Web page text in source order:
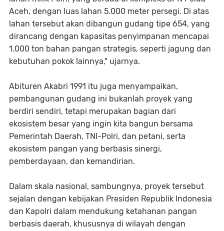
Aceh, dengan luas lahan 5.000 meter persegi. Di atas
lahan tersebut akan dibangun gudang tipe 654, yang
dirancang dengan kapasitas penyimpanan mencapai
1.000 ton bahan pangan strategis, seperti jagung dan
kebutuhan pokok lainnya," ujarnya.
Abituren Akabri 1991 itu juga menyampaikan,
pembangunan gudang ini bukanlah proyek yang
berdiri sendiri, tetapi merupakan bagian dari
ekosistem besar yang ingin kita bangun bersama
Pemerintah Daerah, TNI-Polri, dan petani, serta
ekosistem pangan yang berbasis sinergi,
pemberdayaan, dan kemandirian.
Dalam skala nasional, sambungnya, proyek tersebut
sejalan dengan kebijakan Presiden Republik Indonesia
dan Kapolri dalam mendukung ketahanan pangan
berbasis daerah, khususnya di wilayah dengan